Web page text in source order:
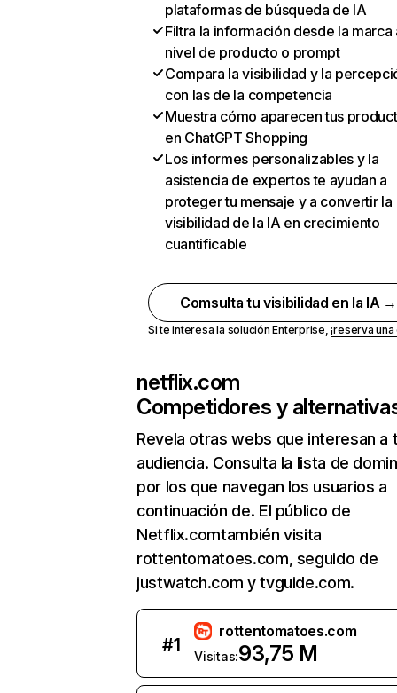
plataformas de búsqueda de IA
Filtra la información desde la marca
nivel de producto o prompt
Compara la visibilidad y la
con las de la competencia
Muestra cómo aparecen tus
en ChatGPT Shopping
Los informes personalizables y la
asistencia de expertos te ayudan a
proteger tu mensaje y a convertir la
visibilidad de la IA en crecimiento
cuantificable
Comsulta tu visibilidad en la IA →
Si te interesa la solución Enterprise,¡reserva
netflix.com
Competidores y
Revela otras webs que interesan a
audiencia. Consulta la lista de
por los que navegan los usuarios a
continuación de. El público de
Netflix.comtambién visita
rottentomatoes.com, seguido de
justwatch.com y tvguide.com.
#1
rottentomatoes.com
Visitas:93,75 M